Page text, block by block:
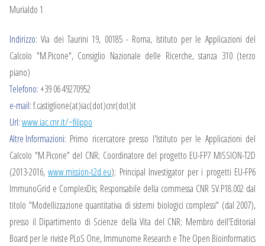
Murialdo 1
Indirizzo: Via dei Taurini 19, 00185 - Roma, Istituto per le Applicazioni del
Calcolo "M.Picone", Consiglio Nazionale delle Ricerche, stanza 310 (terzo
piano)
Telefono:+39 06 49270952
e-mail:f.castiglione(at)iac(dot)cnr(dot)it
Url:www.iac.cnr.it/~filippo
Altre Informazioni: Primo ricercatore presso l'Istituto per le Applicazioni del
Calcolo "M.Picone" del CNR; Coordinatore del progetto EU-FP7 MISSION-T2D
(2013-2016,www.mission-t2d.eu); Principal Investigator per i progetti EU-FP6
ImmunoGrid e ComplexDis; Responsabile della commessa CNR SV.P18.002 dal
titolo "Modellizzazione quantitativa di sistemi biologici complessi" (dal 2007),
presso il Dipartimento di Scienze della Vita del CNR; Membro dell'Editorial
Board per le riviste PLoS One, Immunome Research e The Open Bioinformatics